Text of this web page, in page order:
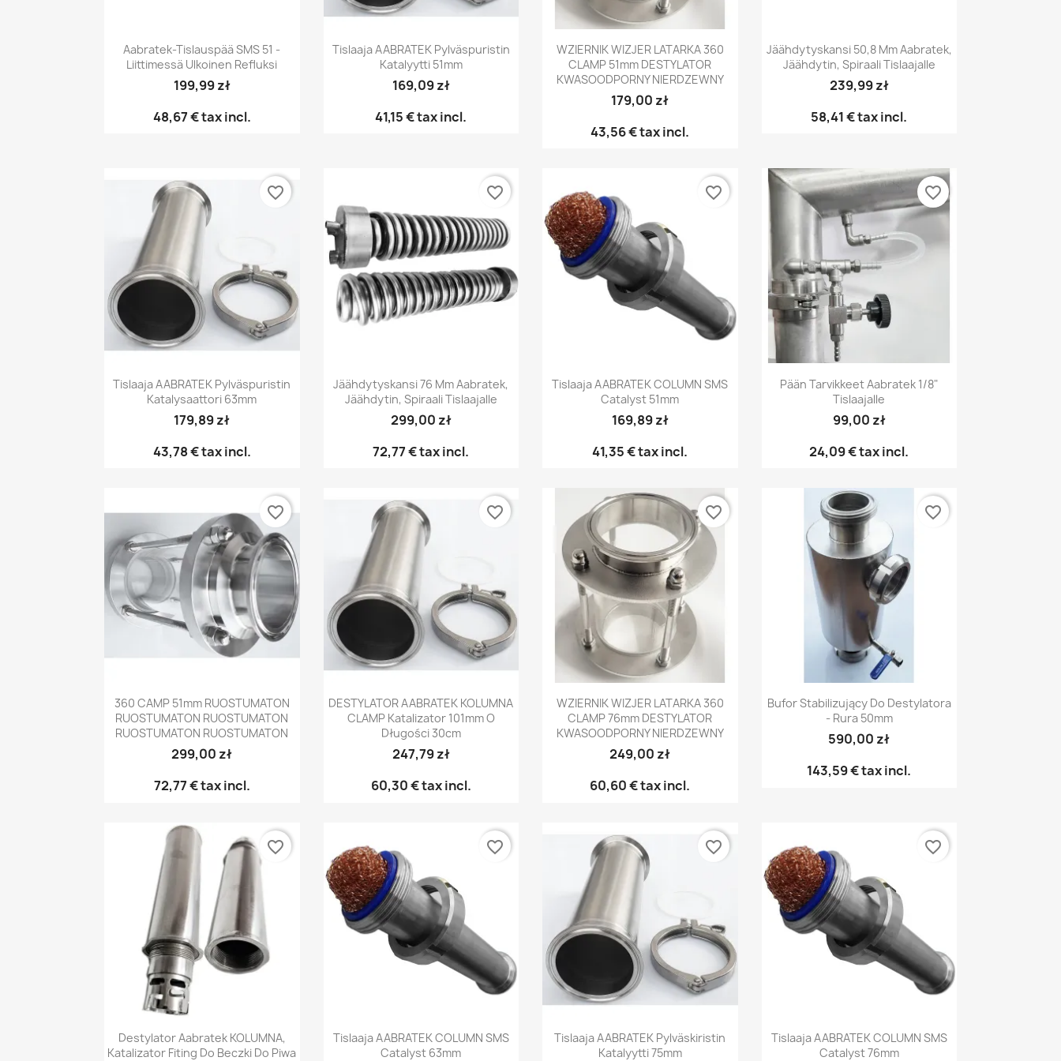
Pikakatselu
Aabratek-Tislauspää SMS 51 -
Liittimessä Ulkoinen Refluksi
199,99 zł
48,67 €tax incl.
Pikakatselu
Tislaaja AABRATEK Pylväspuristin
Katalyytti 51mm
169,09 zł
41,15 €tax incl.
Pikakatselu
WZIERNIK WIZJER LATARKA 360
CLAMP 51mm DESTYLATOR
KWASOODPORNY NIERDZEWNY
179,00 zł
43,56 €tax incl.
Pikakatselu
Jäähdytyskansi 50,8 Mm Aabratek,
Jäähdytin, Spiraali Tislaajalle
239,99 zł
58,41 €tax incl.
Pikakatselu
Tislaaja AABRATEK Pylväspuristin
Katalysaattori 63mm
179,89 zł
43,78 €tax incl.
favorite_border
Pikakatselu
Jäähdytyskansi 76 Mm Aabratek,
Jäähdytin, Spiraali Tislaajalle
299,00 zł
72,77 €tax incl.
favorite_border
Pikakatselu
Tislaaja AABRATEK COLUMN SMS
Catalyst 51mm
169,89 zł
41,35 €tax incl.
favorite_border
Pikakatselu
Pään Tarvikkeet Aabratek 1/8"
Tislaajalle
99,00 zł
24,09 €tax incl.
favorite_border
Pikakatselu
360 CAMP 51mm RUOSTUMATON
RUOSTUMATON RUOSTUMATON
RUOSTUMATON RUOSTUMATON
299,00 zł
72,77 €tax incl.
favorite_border
Pikakatselu
DESTYLATOR AABRATEK KOLUMNA
CLAMP Katalizator 101mm O
Długości 30cm
247,79 zł
60,30 €tax incl.
favorite_border
Pikakatselu
WZIERNIK WIZJER LATARKA 360
CLAMP 76mm DESTYLATOR
KWASOODPORNY NIERDZEWNY
249,00 zł
60,60 €tax incl.
favorite_border
Pikakatselu
Bufor Stabilizujący Do Destylatora
- Rura 50mm
590,00 zł
143,59 €tax incl.
favorite_border
Pikakatselu
Destylator Aabratek KOLUMNA,
Katalizator Fiting Do Beczki Do Piwa
favorite_border
Pikakatselu
Tislaaja AABRATEK COLUMN SMS
Catalyst 63mm
favorite_border
Pikakatselu
Tislaaja AABRATEK Pylväskiristin
Katalyytti 75mm
favorite_border
Pikakatselu
Tislaaja AABRATEK COLUMN SMS
Catalyst 76mm
favorite_border